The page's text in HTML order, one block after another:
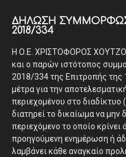
ΔΉΛΩΣΗ
2018/334
Η Ο.Ε. ΧΡΙΣΤΟΦΟΡΟΣ
και ο παρών ιστότοπος
2018/334 της Επιτροπής της
μέτρα για την
περιεχομένου στο διαδίκτυο
διατηρεί το δικαίωμα να μην
περιεχόμενο το οποίο κρίνει
προηγούμενη ενημέρωση ή
λαμβάνει κάθε αναγκαίο